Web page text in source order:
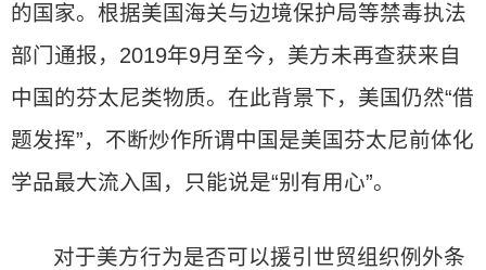
的国家。根据美国海关与边境保护局等禁毒执法
部门通报，2019年9月至今，美方未再查获来自
中国的芬太尼类物质。在此背景下，美国仍然“借
题发挥”，不断炒作所谓中国是美国芬太尼前体化
学品最大流入国，只能说是“别有用心”。
对于美方行为是否可以援引世贸组织例外条